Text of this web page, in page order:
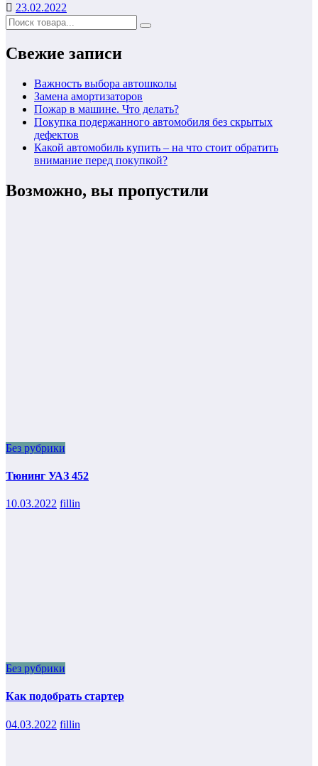
23.02.2022
Свежие записи
Важность выбора автошколы
Замена амортизаторов
Пожар в машине. Что делать?
Покупка подержанного автомобиля без скрытых
дефектов
Какой автомобиль купить – на что стоит обратить
внимание перед покупкой?
Возможно, вы пропустили
Без рубрики
Тюнинг УАЗ 452
10.03.2022 fillin
Без рубрики
Как подобрать стартер
04.03.2022 fillin